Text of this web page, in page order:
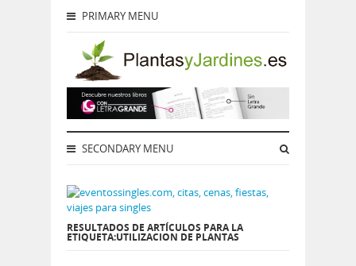
PRIMARY MENU
SECONDARY MENU
RESULTADOS DE ARTÍCULOS PARA LA
ETIQUETA:UTILIZACION DE PLANTAS